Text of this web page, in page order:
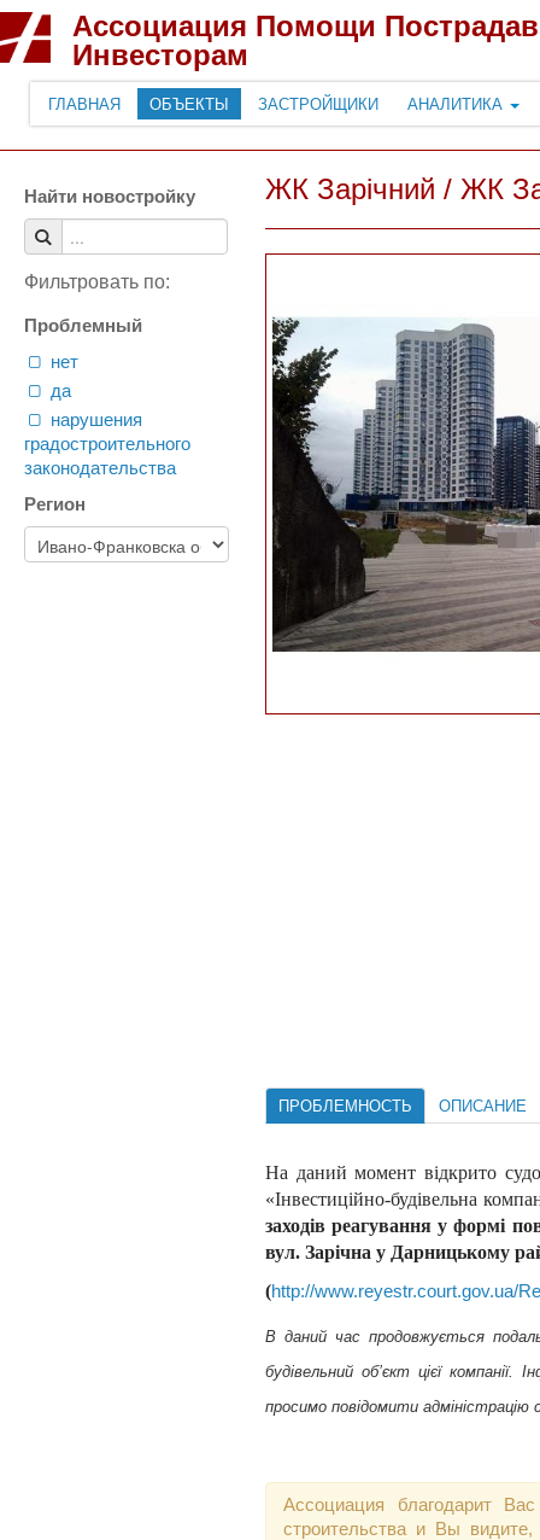
Ассоциация Помощи
Инвесторам
ГЛАВНАЯ ОБЪЕКТЫ ЗАСТРОЙЩИКИ АНАЛИТИКА
Найти новостройку
Фильтровать по:
Проблемный
нет
да
нарушения
градостроительного
законодательства
Регион
ЖК Зарічний / ЖК
ПРОБЛЕМНОСТЬ ОПИСАНИЕ
На даний момент відкрито
«Інвестиційно-будівельна
заходів реагування у формі
вул. Зарічна у Дарницькому
(http://www.reyestr.court.gov.ua/
В даний час продовжується
будівельний об’єкт цієї
просимо повідомити
Ассоциация благодарит
строительства и Вы